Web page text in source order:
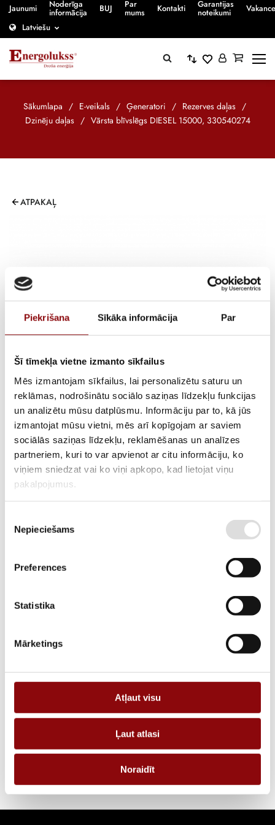
Piekrišana Sīkāka informācija Par
Šī tīmekļa vietne izmanto sīkfailus
Mēs izmantojam sīkfailus, lai personalizētu saturu un
reklāmas, nodrošinātu sociālo saziņas līdzekļu funkcijas
un analizētu mūsu datplūsmu. Informāciju par to, kā jūs
izmantojat mūsu vietni, mēs arī kopīgojam ar saviem
sociālās saziņas līdzekļu, reklamēšanas un analīzes
partneriem, kuri to var apvienot ar citu informāciju, ko
viņiem sniedzat vai ko viņi apkopo, kad lietojat viņu
pakalpojumus.
izvēle
Nepieciešams
Preferences
Statistika
Mārketings
Atļaut visu
Ļaut atlasi
Noraidīt
Jaunumi Noderīga
informācija BUJ Par
mums Kontakti Garantijas
noteikumi
Latviešu
Sākumlapa / E-veikals / Ģeneratori / Rezerves daļas /
Dzinēju daļas / Vārsta blīvslēgs DIESEL 15000, 330540274
ATPAKAĻ
Vārsta blīvslēgs DIESEL
15000, 330540274
ATLIKUMS Pieejams pēc pasūtījuma
ARTIKULS 211300074
PIEGĀDES LAIKS, JA PRECE NAV
2 nedēļas
APRAKSTS
PIEPRASĪT PIEDĀVĀJUMU
Informācija
IZMĒRI 10x10x10 cm
RAŽOTĀJS KOHLER